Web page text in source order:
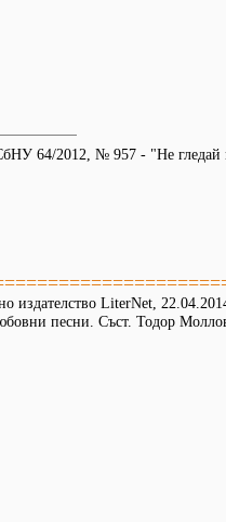
64/2012, № 957 - "Не гледай
издателство LiterNet,
песни. Съст. Тодор